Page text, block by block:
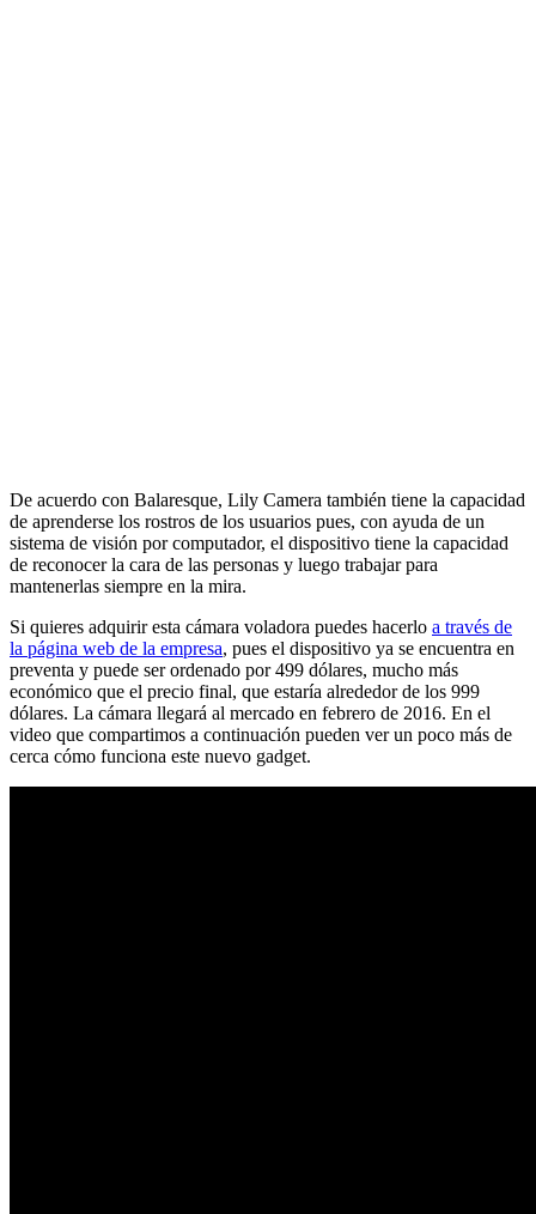
De acuerdo con Balaresque, Lily Camera también tiene la capacidad
de aprenderse los rostros de los usuarios pues, con ayuda de un
sistema de visión por computador, el dispositivo tiene la capacidad
de reconocer la cara de las personas y luego trabajar para
mantenerlas siempre en la mira.
Si quieres adquirir esta cámara voladora puedes hacerlo a través de
la página web de la empresa, pues el dispositivo ya se encuentra en
preventa y puede ser ordenado por 499 dólares, mucho más
económico que el precio final, que estaría alrededor de los 999
dólares. La cámara llegará al mercado en febrero de 2016. En el
video que compartimos a continuación pueden ver un poco más de
cerca cómo funciona este nuevo gadget.